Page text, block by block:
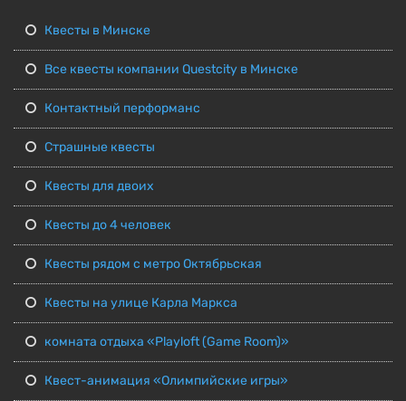
Квесты в Минске
Все квесты компании Questcity в Минске
Контактный перформанс
Страшные квесты
Квесты для двоих
Квесты до 4 человек
Квесты рядом с метро Октябрьская
Квесты на улице Карла Маркса
комната отдыха «Playloft (Game Room)»
Квест-анимация «Олимпийские игры»